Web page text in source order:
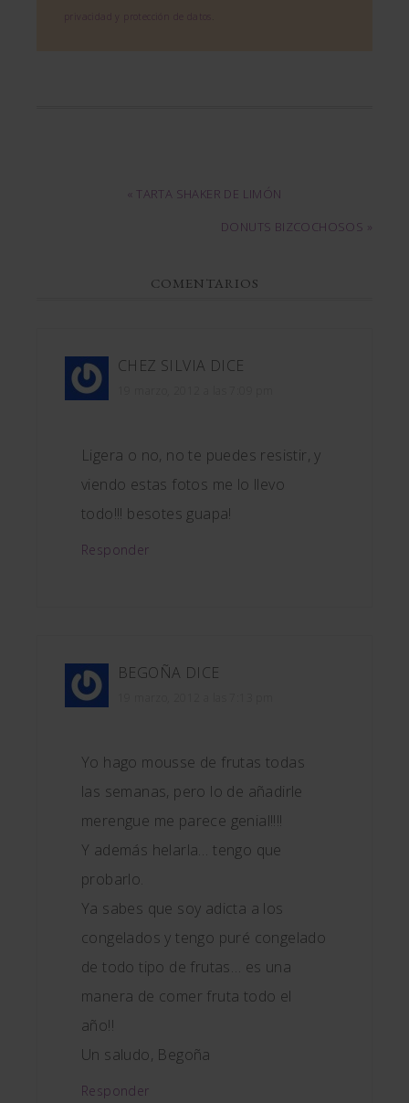
privacidad y protección de datos
« TARTA SHAKER DE LIMÓN
DONUTS BIZCOCHOSOS »
COMENTARIOS
CHEZ SILVIA DICE
Ligera o no, no te puedes resistir, y
viendo estas fotos me lo llevo
todo!!! besotes guapa!
Responder
BEGOÑA DICE
Yo hago mousse de frutas todas
las semanas, pero lo de añadirle
merengue me parece genial!!!!
Y además helarla… tengo que
probarlo.
Ya sabes que soy adicta a los
congelados y tengo puré congelado
de todo tipo de frutas… es una
manera de comer fruta todo el
año!!
Un saludo, Begoña
Responder